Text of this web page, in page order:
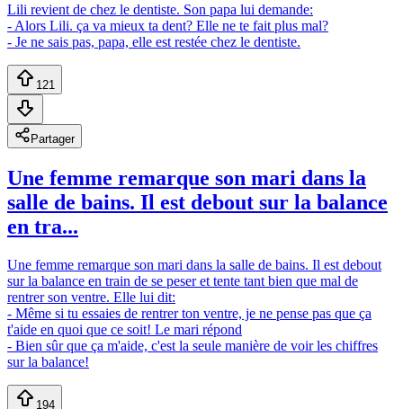
Lili revient de chez le dentiste. Son papa lui demande:
- Alors Lili. ça va mieux ta dent? Elle ne te fait plus mal?
- Je ne sais pas, papa, elle est restée chez le dentiste.
121
Partager
Une femme remarque son mari dans la
salle de bains. Il est debout sur la balance
en tra...
Une femme remarque son mari dans la salle de bains. Il est debout
sur la balance en train de se peser et tente tant bien que mal de
rentrer son ventre. Elle lui dit:
- Même si tu essaies de rentrer ton ventre, je ne pense pas que ça
t'aide en quoi que ce soit! Le mari répond
- Bien sûr que ça m'aide, c'est la seule manière de voir les chiffres
sur la balance!
194